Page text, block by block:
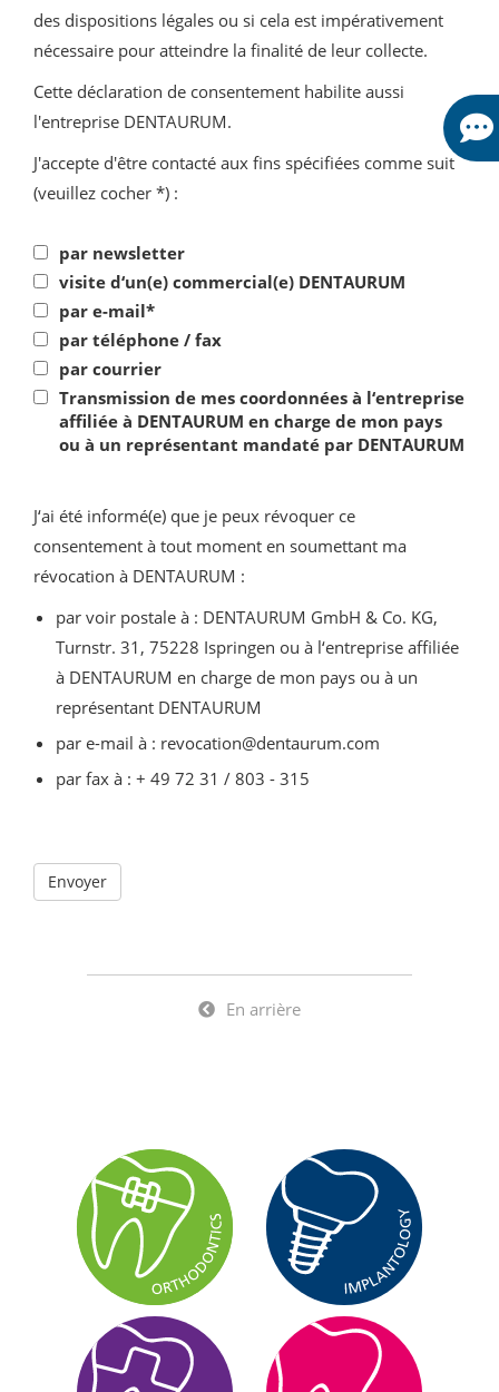
des dispositions légales ou si cela est impérativement
nécessaire pour atteindre la finalité de leur collecte.
Cette déclaration de consentement habilite aussi
l'entreprise DENTAURUM.
J'accepte d'être contacté aux fins spécifiées comme suit
(veuillez cocher *) :
par newsletter
visite d‘un(e) commercial(e) DENTAURUM
par e-mail*
par téléphone / fax
par courrier
Transmission de mes coordonnées à l‘entreprise
affiliée à DENTAURUM en charge de mon pays
ou à un représentant mandaté par DENTAURUM
J‘ai été informé(e) que je peux révoquer ce
consentement à tout moment en soumettant ma
révocation à DENTAURUM :
par voir postale à : DENTAURUM GmbH & Co. KG,
Turnstr. 31, 75228 Ispringen ou à l‘entreprise affiliée
à DENTAURUM en charge de mon pays ou à un
représentant DENTAURUM
par e-mail à : revocation@dentaurum.com
par fax à : + 49 72 31 / 803 - 315
En arrière